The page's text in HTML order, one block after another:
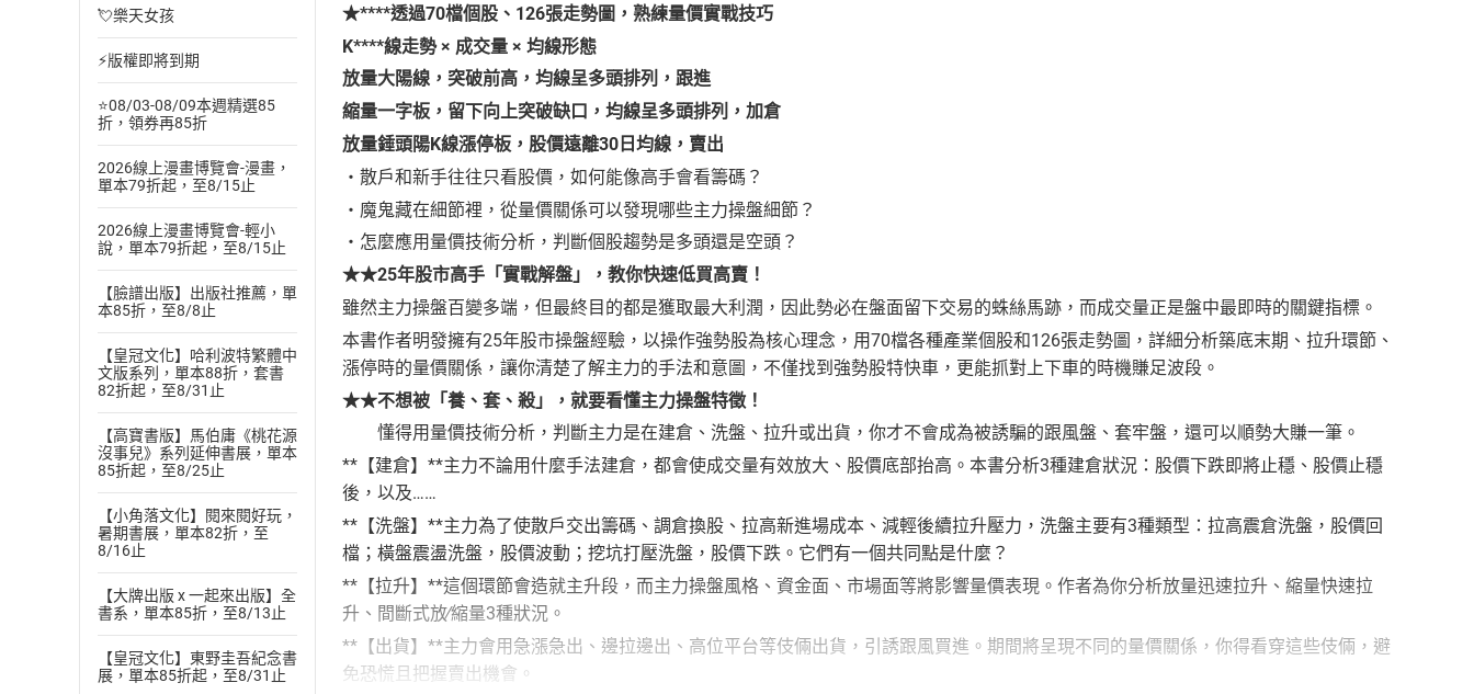
💘樂天女孩
⚡版權即將到期
⭐08/03-08/09本週精選85
折，領券再85折
2026線上漫畫博覽會-漫畫，
單本79折起，至8/15止
2026線上漫畫博覽會-輕小
說，單本79折起，至8/15止
【臉譜出版】出版社推薦，單
本85折，至8/8止
【皇冠文化】哈利波特繁體中
文版系列，單本88折，套書
82折起，至8/31止
【高寶書版】馬伯庸《桃花源
沒事兒》系列延伸書展，單本
85折起，至8/25止
【小角落文化】閱來閱好玩，
暑期書展，單本82折，至
8/16止
【大牌出版 x 一起來出版】全
書系，單本85折，至8/13止
【皇冠文化】東野圭吾紀念書
展，單本85折起，至8/31止
★****透過70檔個股、126張走勢圖，熟練量價實戰技巧
K****線走勢 × 成交量 × 均線形態
放量大陽線，突破前高，均線呈多頭排列，跟進
縮量一字板，留下向上突破缺口，均線呈多頭排列，加倉
放量錘頭陽K線漲停板，股價遠離30 日均線，賣出
‧散戶和新手往往只看股價，如何能像高手會看籌碼？
‧魔鬼藏在細節裡，從量價關係可以發現哪些主力操盤細節？
‧怎麼應用量價技術分析，判斷個股趨勢是多頭還是空頭？
★★25年股市高手「實戰解盤」，教你快速低買高賣！
雖然主力操盤百變多端，但最終目的都是獲取最大利潤，因此勢必在盤面留下交易的蛛絲馬跡，而成交量正是盤中最即時的關鍵指標。
本書作者明發擁有25年股市操盤經驗，以操作強勢股為核心理念，用70檔各種產業個股和126張走勢圖，詳細分析築底末期、拉升環節、
漲停時的量價關係，讓你清楚了解主力的手法和意圖，不僅找到強勢股特快車，更能抓對上下車的時機賺足波段。
★★不想被「養、套、殺」，就要看懂主力操盤特徵！
懂得用量價技術分析，判斷主力是在建倉、洗盤、拉升或出貨，你才不會成為被誘騙的跟風盤、套牢盤，還可以順勢大賺一筆。
**【建倉】**主力不論用什麼手法建倉，都會使成交量有效放大、股價底部抬高。本書分析3種建倉狀況：股價下跌即將止穩、股價止穩
後，以及……
**【洗盤】**主力為了使散戶交出籌碼、調倉換股、拉高新進場成本、減輕後續拉升壓力，洗盤主要有3種類型：拉高震倉洗盤，股價回
檔；橫盤震盪洗盤，股價波動；挖坑打壓洗盤，股價下跌。它們有一個共同點是什麼？
**【拉升】**這個環節會造就主升段，而主力操盤風格、資金面、市場面等將影響量價表現。作者為你分析放量迅速拉升、縮量快速拉
升、間斷式放∕縮量3種狀況。
**【出貨】**主力會用急漲急出、邊拉邊出、高位平台等伎倆出貨，引誘跟風買進。期間將呈現不同的量價關係，你得看穿這些伎倆，避
免恐慌且把握賣出機會。